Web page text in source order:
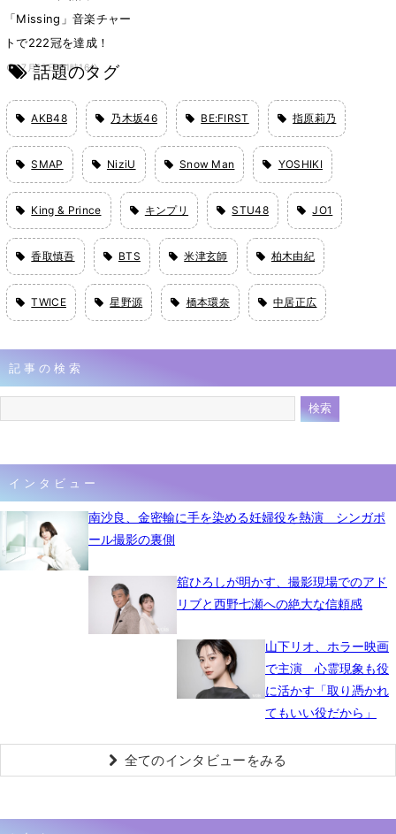
「Missing」音楽チャー
トで222冠を達成！
7月13日 21時16分
話題のタグ
AKB48 乃木坂46 BE:FIRST 指原莉乃
SMAP NiziU Snow Man YOSHIKI
King & Prince キンプリ STU48 JO1
香取慎吾 BTS 米津玄師 柏木由紀
TWICE 星野源 橋本環奈 中居正広
記事の検索
インタビュー
南沙良、金密輸に手を染める妊婦役を熱演 シンガポ
ール撮影の裏側
舘ひろしが明かす、撮影現場でのアド
リブと西野七瀬への絶大な信頼感
山下リオ、ホラー映画
で主演 心霊現象も役
に活かす「取り憑かれ
てもいい役だから」
全てのインタビューをみる